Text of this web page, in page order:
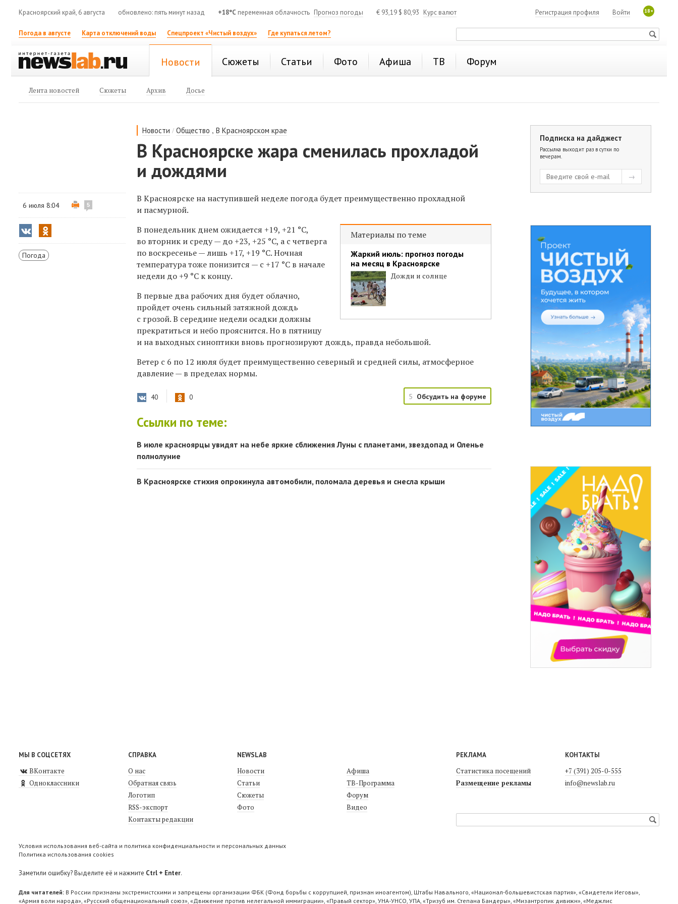
Красноярский край, 6 августа обновлено: пять минут назад +18°C переменная облачность Прогноз погоды € 93,19 $ 80,93 Курс валют 18+
Войти
Регистрация профиля
Погода в августе Карта отключений воды Спецпроект «Чистый воздух» Где купаться летом?
Новости Сюжеты Статьи Фото Афиша ТВ Форум
Лента новостей Сюжеты Архив Досье
Новости /Общество ,В Красноярском крае
В Красноярске жара сменилась прохладой
и дождями
6 июля 8:04 5
Погода
В Красноярске на наступившей неделе погода будет преимущественно прохладной
и пасмурной.
Материалы по теме
Жаркий июль: прогноз погоды
на месяц в Красноярске
Дожди и солнце
В понедельник днем ожидается +19, +21 °C,
во вторник и среду — до +23, +25 °C, а с четверга
по воскресенье — лишь +17, +19 °C. Ночная
температура тоже понизится — с +17 °C в начале
недели до +9 °C к концу.
В первые два рабочих дня будет облачно,
пройдет очень сильный затяжной дождь
с грозой. В середине недели осадки должны
прекратиться и небо прояснится. Но в пятницу
и на выходных синоптики вновь прогнозируют дождь, правда небольшой.
Ветер с 6 по 12 июля будет преимущественно северный и средней силы, атмосферное
давление — в пределах нормы.
40 0 5 Обсудить на форуме
Ссылки по теме:
В июле красноярцы увидят на небе яркие сближения Луны с планетами, звездопад и Оленье
полнолуние
В Красноярске стихия опрокинула автомобили, поломала деревья и снесла крыши
Подписка на дайджест
Рассылка выходит раз в сутки по
вечерам.
МЫ В СОЦСЕТЯХ
ВКонтакте
Одноклассники
СПРАВКА
О нас
Обратная связь
Логотип
RSS-экспорт
Контакты редакции
NEWSLAB
Новости
Статьи
Сюжеты
Фото
Афиша
ТВ-Программа
Форум
Видео
РЕКЛАМА
Статистика посещений
Размещение рекламы
КОНТАКТЫ
+7 (391) 205-0-555
info@newslab.ru
Условия использования веб-сайта и политика конфиденциальности и персональных данных
Политика использования cookies
Заметили ошибку? Выделите её и нажмите Ctrl + Enter.
Для читателей: В России признаны экстремистскими и запрещены организации ФБК (Фонд борьбы с коррупцией, признан иноагентом), Штабы Навального, «Национал-большевистская партия», «Свидетели Иеговы»,
«Армия воли народа», «Русский общенациональный союз», «Движение против нелегальной иммиграции», «Правый сектор», УНА-УНСО, УПА, «Тризуб им. Степана Бандеры», «Мизантропик дивижн», «Меджлис